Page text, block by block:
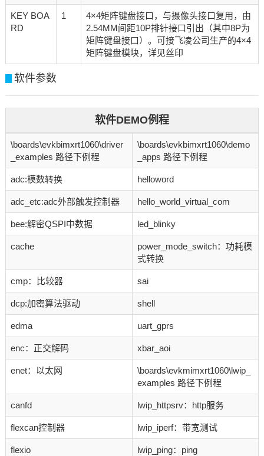
KEY BOA
RD
1
4×4矩阵键盘接口，与摄像头接口复用，由
2.54MM间距10P排针接口引出（其中8P为
矩阵键盘接口）。可接飞凌公司生产的4×4
矩阵键盘模块，详见丝印
软件参数
软件DEMO例程
\boards\evkbimxrt1060\driver
_examples 路径下例程
\boards\evkbimxrt1060\demo
_apps 路径下例程
adc:模数转换 helloword
adc_etc:adc外部触发控制器 hello_world_virtual_com
bee:解密QSPI中数据 led_blinky
cache
power_mode_switch：功耗模
式转换
cmp：比较器 sai
dcp:加密算法驱动 shell
edma uart_gprs
enc：正交解码 xbar_aoi
enet：以太网
\boards\evkmimxrt1060\lwip_
examples 路径下例程
canfd lwip_httpsrv：http服务
flexcan控制器 lwip_iperf：带宽测试
flexio lwip_ping：ping